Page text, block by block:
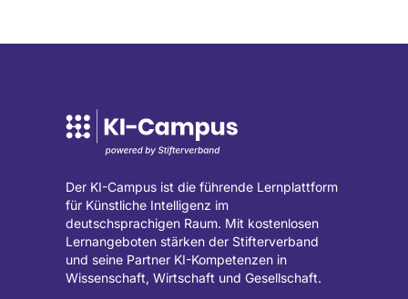
Der KI-Campus ist die führende Lernplattform
für Künstliche Intelligenz im
deutschsprachigen Raum. Mit kostenlosen
Lernangeboten stärken der Stifterverband
und seine Partner KI-Kompetenzen in
Wissenschaft, Wirtschaft und Gesellschaft.